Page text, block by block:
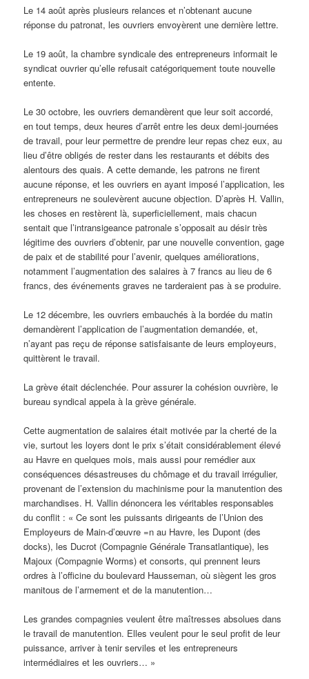
Le 14 août après plusieurs relances et n’obtenant aucune
réponse du patronat, les ouvriers envoyèrent une dernière lettre.
Le 19 août, la chambre syndicale des entrepreneurs informait le
syndicat ouvrier qu’elle refusait catégoriquement toute nouvelle
entente.
Le 30 octobre, les ouvriers demandèrent que leur soit accordé,
en tout temps, deux heures d’arrêt entre les deux demi-journées
de travail, pour leur permettre de prendre leur repas chez eux, au
lieu d’être obligés de rester dans les restaurants et débits des
alentours des quais. A cette demande, les patrons ne firent
aucune réponse, et les ouvriers en ayant imposé l’application, les
entrepreneurs ne soulevèrent aucune objection. D’après H. Vallin,
les choses en restèrent là, superficiellement, mais chacun
sentait que l’intransigeance patronale s’opposait au désir très
légitime des ouvriers d’obtenir, par une nouvelle convention, gage
de paix et de stabilité pour l’avenir, quelques améliorations,
notamment l’augmentation des salaires à 7 francs au lieu de 6
francs, des événements graves ne tarderaient pas à se produire.
Le 12 décembre, les ouvriers embauchés à la bordée du matin
demandèrent l’application de l’augmentation demandée, et,
n’ayant pas reçu de réponse satisfaisante de leurs employeurs,
quittèrent le travail.
La grève était déclenchée. Pour assurer la cohésion ouvrière, le
bureau syndical appela à la grève générale.
Cette augmentation de salaires était motivée par la cherté de la
vie, surtout les loyers dont le prix s’était considérablement élevé
au Havre en quelques mois, mais aussi pour remédier aux
conséquences désastreuses du chômage et du travail irrégulier,
provenant de l’extension du machinisme pour la manutention des
marchandises. H. Vallin dénoncera les véritables responsables
du conflit : « Ce sont les puissants dirigeants de l’Union des
Employeurs de Main-d’œuvre =n au Havre, les Dupont (des
docks), les Ducrot (Compagnie Générale Transatlantique), les
Majoux (Compagnie Worms) et consorts, qui prennent leurs
ordres à l’officine du boulevard Hausseman, où siègent les gros
manitous de l’armement et de la manutention…
Les grandes compagnies veulent être maîtresses absolues dans
le travail de manutention. Elles veulent pour le seul profit de leur
puissance, arriver à tenir serviles et les entrepreneurs
intermédiaires et les ouvriers… »